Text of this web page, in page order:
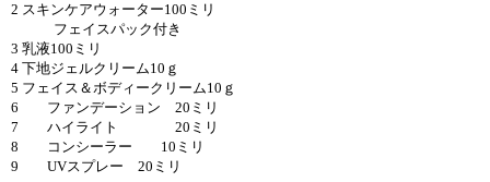
2 スキンケアウォーター100ミリ
フェイスパック付き
3 乳液100ミリ
4 下地ジェルクリーム10ｇ
5 フェイス＆ボディークリーム10ｇ
6 ファンデーション 20ミリ
7 ハイライト 20ミリ
8 コンシーラー 10ミリ
9 UVスプレー 20ミリ